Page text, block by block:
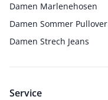
Damen Marlenehosen
Damen Sommer Pullover
Damen Strech Jeans
Service